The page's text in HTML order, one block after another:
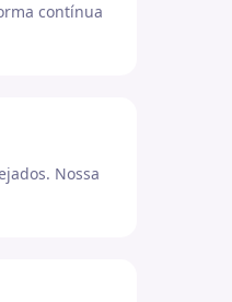
contínua
Nossa